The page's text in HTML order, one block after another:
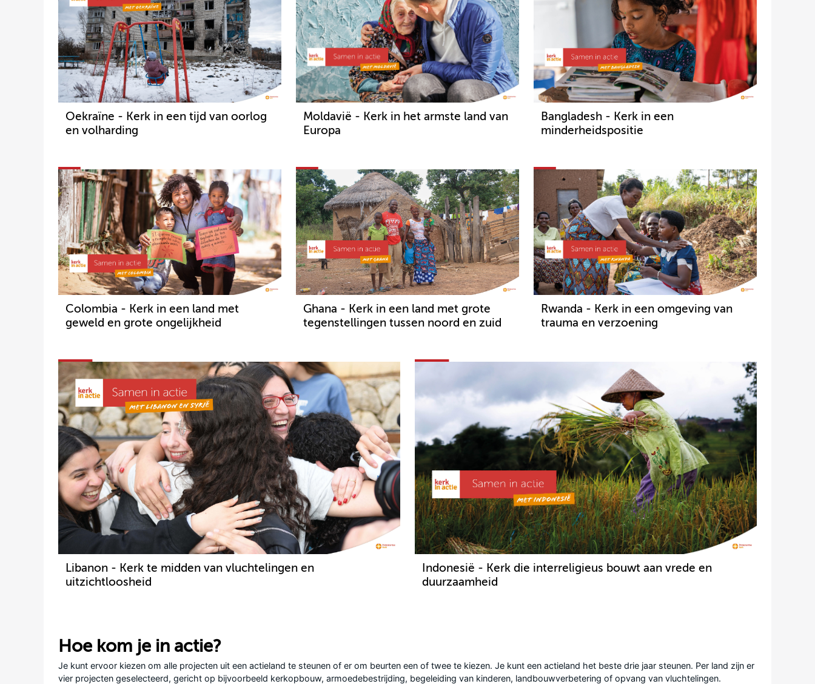
Oekraïne - Kerk in een tijd van oorlog
en volharding
Moldavië - Kerk in het armste land van
Europa
Bangladesh - Kerk in een
minderheidspositie
Colombia - Kerk in een land met
geweld en grote ongelijkheid
Ghana - Kerk in een land met grote
tegenstellingen tussen noord en zuid
Rwanda - Kerk in een omgeving van
trauma en verzoening
Libanon - Kerk te midden van vluchtelingen en
uitzichtloosheid
Indonesië - Kerk die interreligieus bouwt aan vrede en
duurzaamheid
Hoe kom je in actie?
Je kunt ervoor kiezen om alle projecten uit een actieland te steunen of er om beurten een of twee te kiezen. Je kunt een actieland het beste drie jaar steunen. Per land zijn er
vier projecten geselecteerd, gericht op bijvoorbeeld kerkopbouw, armoedebestrijding, begeleiding van kinderen, landbouwverbetering of opvang van vluchtelingen.